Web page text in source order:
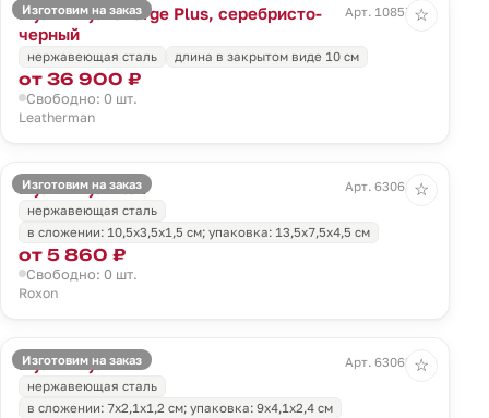
Изготовим на заказ
Мультитул Charge Plus, серебристо-
черный
Арт. 10857.13
нержавеющая сталь длина в закрытом виде 10 см
от 36 900 ₽
Свободно: 0 шт.
Leatherman
☆
Изготовим на заказ
Мультитул Flex
Арт. 63061.10
нержавеющая сталь
в сложении: 10,5х3,5х1,5 см; упаковка: 13,5х7,5х4,5 см
от 5 860 ₽
Свободно: 0 шт.
Roxon
☆
Изготовим на заказ
Мультитул M4
Арт. 63062.59
нержавеющая сталь
в сложении: 7х2,1х1,2 см; упаковка: 9х4,1х2,4 см
☆